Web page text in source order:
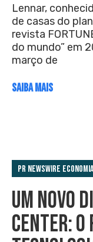
Lennar,
de casas do
revista
do mundo” em
março de
SAIBA MAIS
PR Newswire Economia
UM NOVO
CENTER: O